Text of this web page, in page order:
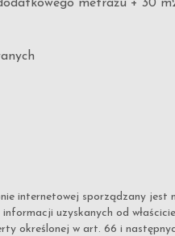
metrażu + 30
internetowej sporządzany jest
uzyskanych od
określonej w art. 66 i